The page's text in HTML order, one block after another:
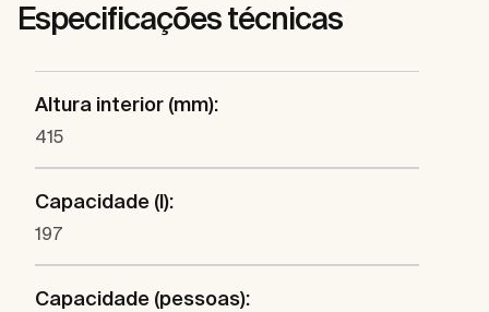
Especificações técnicas
Altura interior (mm):
415
Capacidade (l):
197
Capacidade (pessoas):